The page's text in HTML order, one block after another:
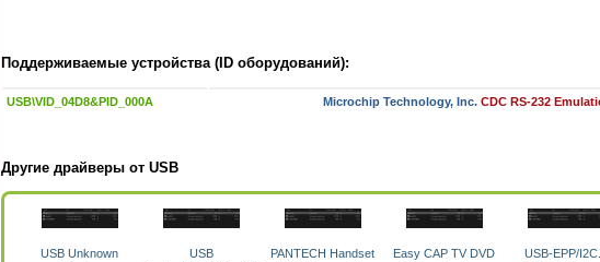
Поддерживаемые устройства (ID оборудований):
USB\VID_04D8&PID_000A Microchip Technology, Inc. CDC RS-232
Другие драйверы от USB
USB Unknown
USB
PANTECH Handset
Easy CAP TV DVD
USB-EPP/I2C...